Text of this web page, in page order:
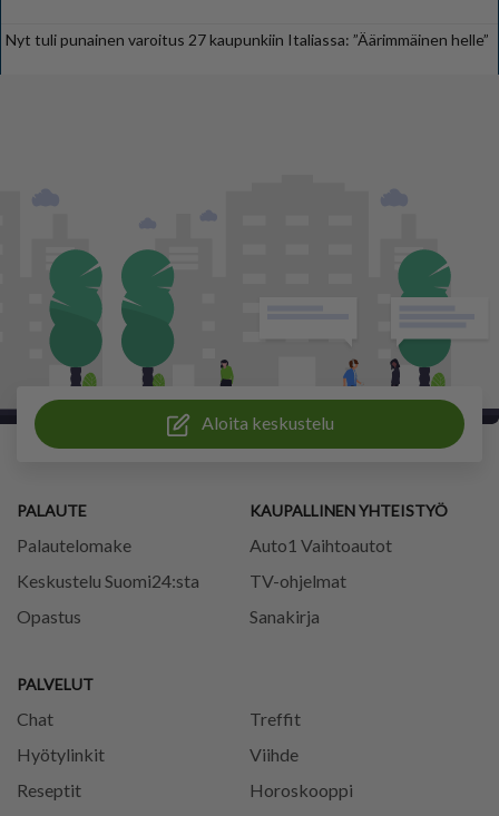
Nyt tuli punainen varoitus 27 kaupunkiin Italiassa: ”Äärimmäinen helle”
Aloita keskustelu
PALAUTE
Palautelomake
Keskustelu Suomi24:sta
Opastus
PALVELUT
Chat
Treffit
Hyötylinkit
Viihde
Reseptit
Horoskooppi
KAUPALLINEN YHTEISTYÖ
Auto1 Vaihtoautot
TV-ohjelmat
Sanakirja